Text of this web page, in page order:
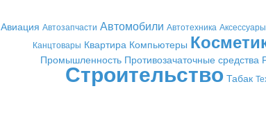
Авиация Автозапчасти Автомобили Автотехника Аксессуары
Канцтовары Квартира Компьютеры
Промышленность Противозачаточные средства
Строительство Табак